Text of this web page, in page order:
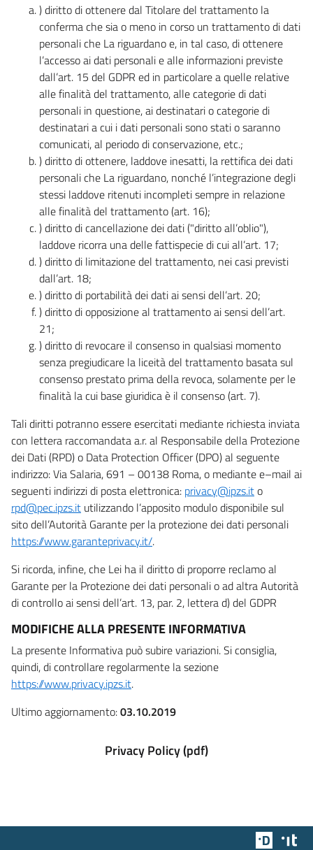
) diritto di ottenere dal Titolare del trattamento la
conferma che sia o meno in corso un trattamento di dati
personali che La riguardano e, in tal caso, di ottenere
l’accesso ai dati personali e alle informazioni previste
dall’art. 15 del GDPR ed in particolare a quelle relative
alle finalità del trattamento, alle categorie di dati
personali in questione, ai destinatari o categorie di
destinatari a cui i dati personali sono stati o saranno
comunicati, al periodo di conservazione, etc.;
) diritto di ottenere, laddove inesatti, la rettifica dei dati
personali che La riguardano, nonché l’integrazione degli
stessi laddove ritenuti incompleti sempre in relazione
alle finalità del trattamento (art. 16);
) diritto di cancellazione dei dati ("diritto all’oblio"),
laddove ricorra una delle fattispecie di cui all’art. 17;
) diritto di limitazione del trattamento, nei casi previsti
dall’art. 18;
) diritto di portabilità dei dati ai sensi dell’art. 20;
) diritto di opposizione al trattamento ai sensi dell’art.
21;
) diritto di revocare il consenso in qualsiasi momento
senza pregiudicare la liceità del trattamento basata sul
consenso prestato prima della revoca, solamente per le
finalità la cui base giuridica è il consenso (art. 7).
Tali diritti potranno essere esercitati mediante richiesta inviata
con lettera raccomandata a.r. al Responsabile della Protezione
dei Dati (RPD) o Data Protection Officer (DPO) al seguente
indirizzo: Via Salaria, 691 – 00138 Roma, o mediante e–mail ai
seguenti indirizzi di posta elettronica: privacy@ipzs.ito
rpd@pec.ipzs.it utilizzando l’apposito modulo disponibile sul
sito dell’Autorità Garante per la protezione dei dati personali
https://www.garanteprivacy.it/.
Si ricorda, infine, che Lei ha il diritto di proporre reclamo al
Garante per la Protezione dei dati personali o ad altra Autorità
di controllo ai sensi dell’art. 13, par. 2, lettera d) del GDPR
MODIFICHE ALLA PRESENTE INFORMATIVA
La presente Informativa può subire variazioni. Si consiglia,
quindi, di controllare regolarmente la sezione
https://www.privacy.ipzs.it.
Ultimo aggiornamento:03.10.2019
Privacy Policy (pdf)
Team